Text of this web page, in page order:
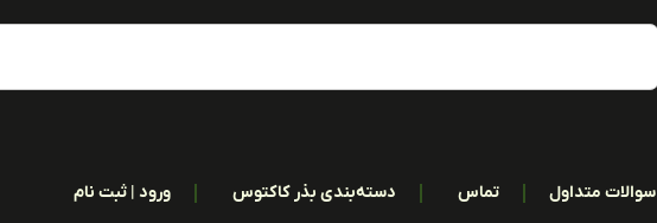
سوالات متداول تماس دسته‌بندی بذر کاکتوس ورود | ثبت نام